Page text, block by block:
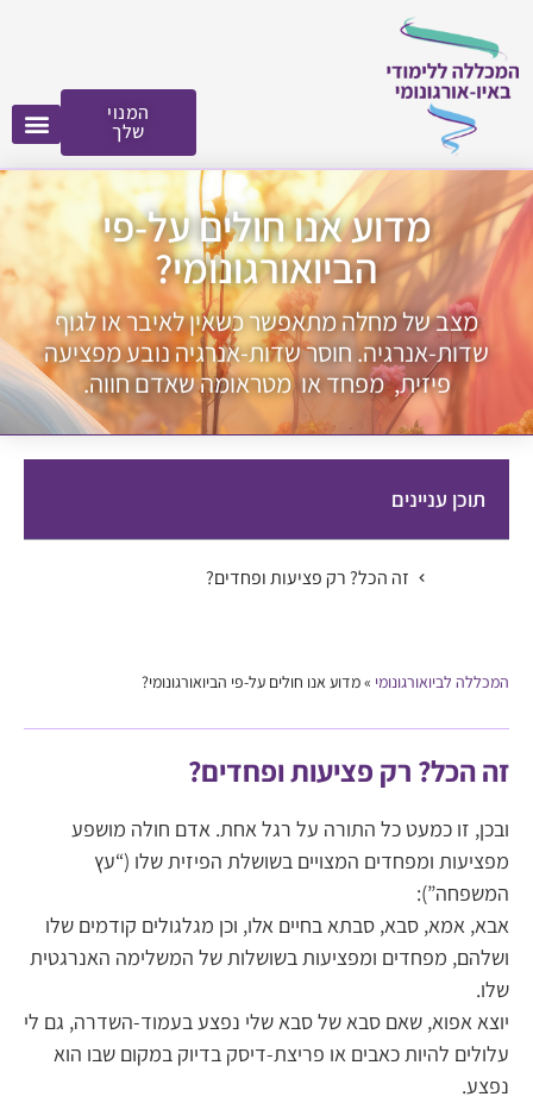
המנוי
שלך
מדוע אנו חולים על-פי
הביואורגונומי?
מצב של מחלה מתאפשר כשאין לאיבר או לגוף
שדות-אנרגיה. חוסר שדות-אנרגיה נובע מפציעה
פיזית, מפחד או מטראומה שאדם חווה.
תוכן עניינים
זה הכל? רק פציעות ופחדים?
המכללה לביואורגונומי »מדוע אנו חולים על-פי הביואורגונומי?
זה הכל? רק פציעות ופחדים?
ובכן, זו כמעט כל התורה על רגל אחת. אדם חולה מושפע
מפציעות ומפחדים המצויים בשושלת הפיזית שלו (“עץ
המשפחה”):
אבא, אמא, סבא, סבתא בחיים אלו, וכן מגלגולים קודמים שלו
ושלהם, מפחדים ומפציעות בשושלות של המשלימה האנרגטית
שלו.
יוצא אפוא, שאם סבא של סבא שלי נפצע בעמוד-השדרה, גם לי
עלולים להיות כאבים או פריצת-דיסק בדיוק במקום שבו הוא
נפצע.